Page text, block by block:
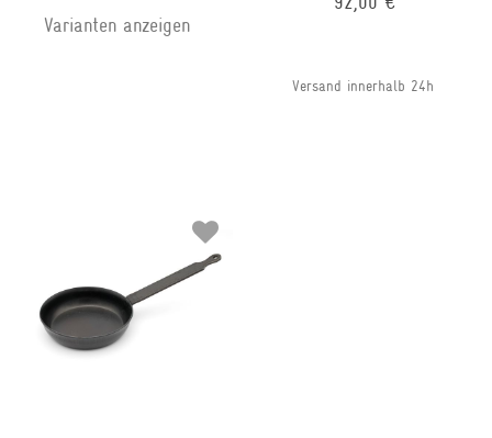
Varianten anzeigen
Versand innerhalb 24h